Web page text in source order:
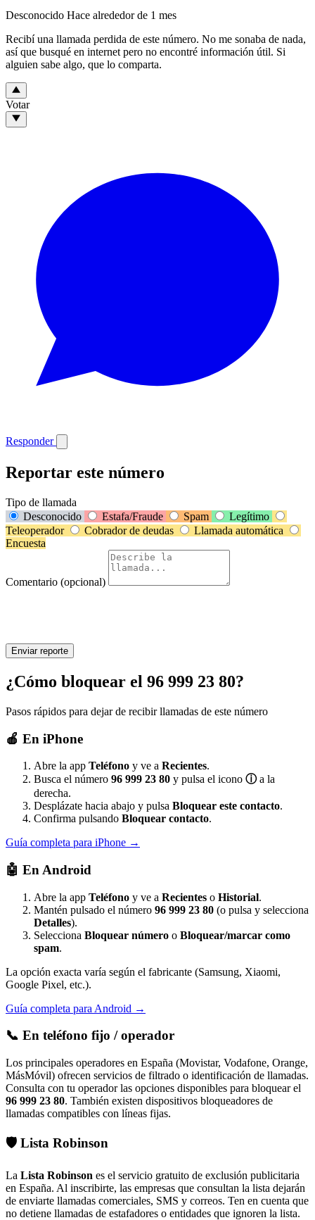
Desconocido Hace alrededor de 1 mes
Recibí una llamada perdida de este número. No me sonaba de nada,
así que busqué en internet pero no encontré información útil. Si
alguien sabe algo, que lo comparta.
Votar
Responder
Reportar este número
Tipo de llamada
Desconocido
Estafa/Fraude Spam
Legítimo
Teleoperador
Cobrador de deudas
Llamada automática
Encuesta
Comentario (opcional)
¿Cómo bloquear el 96 999 23 80?
Pasos rápidos para dejar de recibir llamadas de este número
🍎 En iPhone
Abre la app Teléfono y ve a Recientes.
Busca el número 96 999 23 80 y pulsa el icono ⓘa la
derecha.
Desplázate hacia abajo y pulsa Bloquear este contacto.
Confirma pulsando Bloquear contacto.
Guía completa para iPhone →
🤖 En Android
Abre la app Teléfono y ve a Recientes o Historial.
Mantén pulsado el número 96 999 23 80 (o pulsa y selecciona
Detalles).
Selecciona Bloquear número o Bloquear/marcar como
spam.
La opción exacta varía según el fabricante (Samsung, Xiaomi,
Google Pixel, etc.).
Guía completa para Android →
📞 En teléfono fijo / operador
Los principales operadores en España (Movistar, Vodafone, Orange,
MásMóvil) ofrecen servicios de filtrado o identificación de llamadas.
Consulta con tu operador las opciones disponibles para bloquear el
96 999 23 80. También existen dispositivos bloqueadores de
llamadas compatibles con líneas fijas.
🛡️ Lista Robinson
La Lista Robinson es el servicio gratuito de exclusión publicitaria
en España. Al inscribirte, las empresas que consultan la lista dejarán
de enviarte llamadas comerciales, SMS y correos. Ten en cuenta que
no detiene llamadas de estafadores o entidades que ignoren la lista.